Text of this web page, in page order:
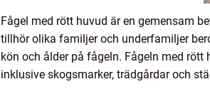
Fågel med rött huvud är en gemensam
tillhör olika familjer och underfamiljer
kön och ålder på fågeln. Fågeln med
inklusive skogsmarker, trädgårdar och